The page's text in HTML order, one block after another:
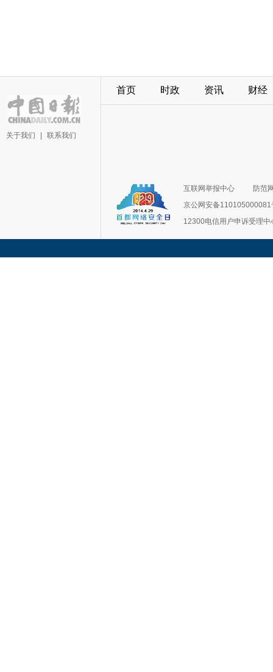
关于我们 联系我们
首页 时政 资讯 财经
互联网举报中心
防范
京公网安备110105000081
12300电信用户申诉受理中